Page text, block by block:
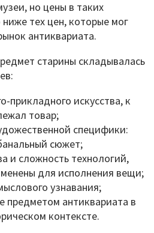
но цены в таких
тех цен, которые мог
антиквариата.
старины складывалась
прикладного искусства, к
товар;
специфики:
сюжет;
и сложность технологий,
для исполнения вещи;
узнавания;
предметом антиквариата в
контексте.